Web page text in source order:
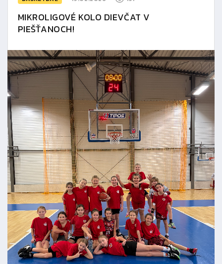
MIKROLIGOVÉ KOLO DIEVČAT V
PIEŠŤANOCH!